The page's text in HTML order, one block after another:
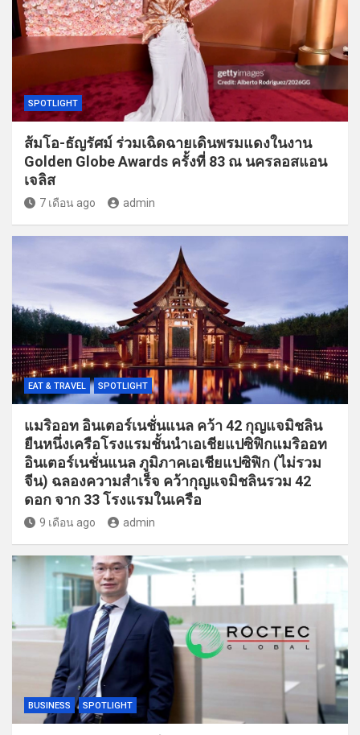
SPOTLIGHT
ส้มโอ-ธัญรัศม์ ร่วมเฉิดฉายเดินพรมแดงในงาน
Golden Globe Awards ครั้งที่ 83 ณ นครลอสแอน
เจลิส
7 เดือน ago admin
EAT & TRAVEL SPOTLIGHT
แมริออท อินเตอร์เนชั่นแนล คว้า 42 กุญแจมิชลิน
ยืนหนึ่งเครือโรงแรมชั้นนำเอเชียแปซิฟิกแมริออท
อินเตอร์เนชั่นแนล ภูมิภาคเอเชียแปซิฟิก (ไม่รวม
จีน) ฉลองความสำเร็จ คว้ากุญแจมิชลินรวม 42
ดอก จาก 33 โรงแรมในเครือ
9 เดือน ago admin
BUSINESS SPOTLIGHT